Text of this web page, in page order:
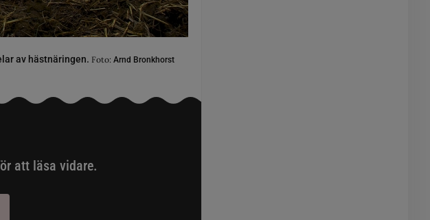
av hästnäringen. Foto: Arnd Bronkhorst
att läsa vidare.